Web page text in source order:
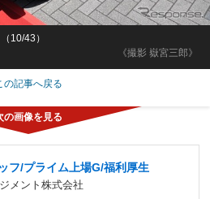
《撮影 嶽宮三郎》
10/43）
の記事へ戻る
フ/プライム上場G/福利厚生
メント株式会社